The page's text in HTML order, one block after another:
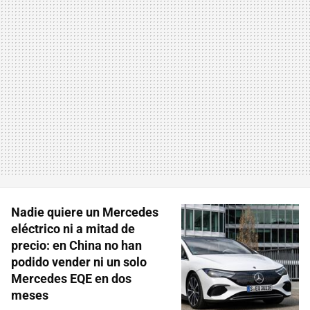
Nadie quiere un Mercedes
eléctrico ni a mitad de
precio: en China no han
podido vender ni un solo
Mercedes EQE en dos
meses